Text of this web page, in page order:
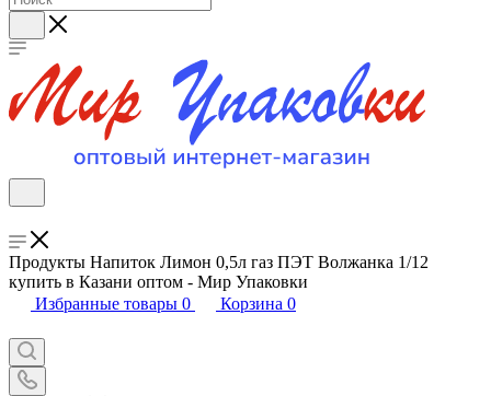
Продукты Напиток Лимон 0,5л газ ПЭТ Волжанка 1/12
купить в Казани оптом - Мир Упаковки
Избранные товары 0 Корзина 0